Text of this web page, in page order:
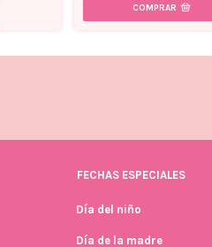
FECHAS ESPECIALES
Día del niño
Día de la madre